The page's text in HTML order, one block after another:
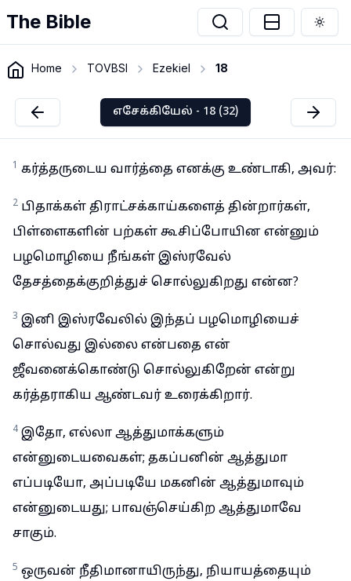
The Bible
Home TOVBSI Ezekiel 18
எசேக்கியேல் - 18 (32)
1 கர்த்தருடைய வார்த்தை எனக்கு உண்டாகி, அவர்:
2 பிதாக்கள் திராட்சக்காய்களைத் தின்றார்கள்,
பிள்ளைகளின் பற்கள் கூசிப்போயின என்னும்
பழமொழியை நீங்கள் இஸ்ரவேல்
தேசத்தைக்குறித்துச் சொல்லுகிறது என்ன?
3 இனி இஸ்ரவேலில் இந்தப் பழமொழியைச்
சொல்வது இல்லை என்பதை என்
ஜீவனைக்கொண்டு சொல்லுகிறேன் என்று
கர்த்தராகிய ஆண்டவர் உரைக்கிறார்.
4 இதோ, எல்லா ஆத்துமாக்களும்
என்னுடையவைகள்; தகப்பனின் ஆத்துமா
எப்படியோ, அப்படியே மகனின் ஆத்துமாவும்
என்னுடையது; பாவஞ்செய்கிற ஆத்துமாவே
சாகும்.
5 ஒருவன் நீதிமானாயிருந்து, நியாயத்தையும்